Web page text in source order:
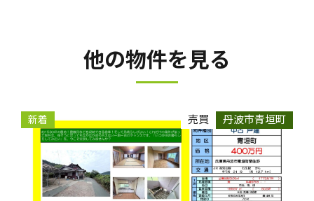
他の物件を見る
新着 売買 丹波市青垣町